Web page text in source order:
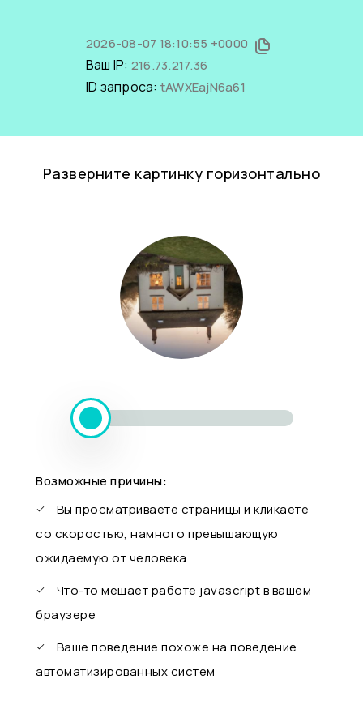
2026-08-07 18:10:55 +0000
Ваш IP: 216.73.217.36
ID запроса: tAWXEajN6a61
Разверните картинку горизонтально
Возможные причины:
Вы просматриваете страницы и кликаете
со скоростью, намного превышающую
ожидаемую от человека
Что-то мешает работе javascript в вашем
браузере
Ваше поведение похоже на поведение
автоматизированных систем